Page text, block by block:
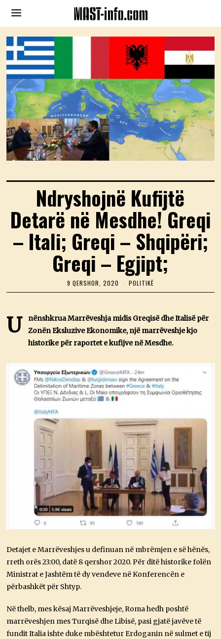
Ndryshojnë Kufijtë
Detarë në Mesdhe! Greqi
– Itali; Greqi – Shqipëri;
Greqi – Egjipt;
9 QERSHOR, 2020
Q
S
H
O
R
,
0
2
0
POLITIKË
U
nënshkrua Marrëveshja midis Greqisë dhe Italisë për
Zonën Eksluzive Ekonomike, një marrëveshje kjo
historike për raportet e kufijve në Mesdhe.
Detajet e Marrëveshjes u definuan në mbrëmjen e së hënës,
rreth orës 23:00, datë 8 qershor 2020. Për ditë historike folën
Ministrat e Jashtëm të dy vendeve në Konferencën e
përbashkët për Shtyp.
Në thelb, mes kësaj Marrëveshjeje, Roma hedh poshtë
marrëveshjen mes Turqisë dhe Libisë, pasi gjatë javëve të
fundit Italia ishte duke mbështetur Erdoganin në sulmet e tij